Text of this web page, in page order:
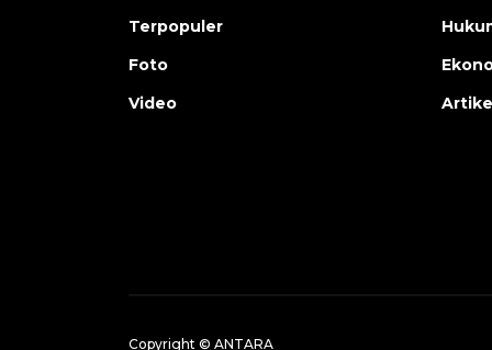
Terpopuler
Foto
Video
Copyright © ANTARA